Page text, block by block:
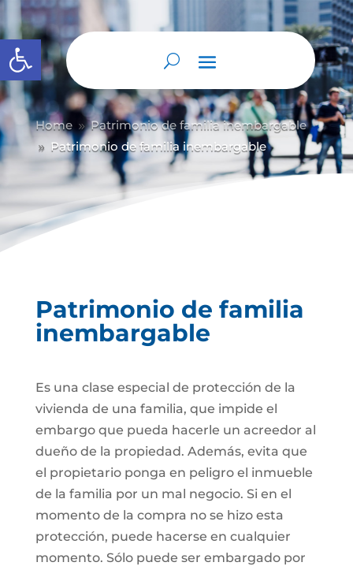
Abrir barra de herramientas
Home 9 Patrimonio de familia inembargable
9 Patrimonio de familia inembargable
Patrimonio de familia
inembargable
Es una clase especial de protección de la
vivienda de una familia, que impide el
embargo que pueda hacerle un acreedor al
dueño de la propiedad. Además, evita que
el propietario ponga en peligro el inmueble
de la familia por un mal negocio. Si en el
momento de la compra no se hizo esta
protección, puede hacerse en cualquier
momento. Sólo puede ser embargado por